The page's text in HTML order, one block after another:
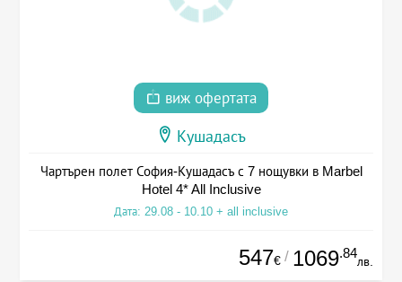
виж офертата
Кушадасъ
Чартърен полет София-Кушадасъ с 7 нощувки в Marbel
Hotel 4* All Inclusive
Дата: 29.08 - 10.10 + all inclusive
547€ / 1069.84
лв.